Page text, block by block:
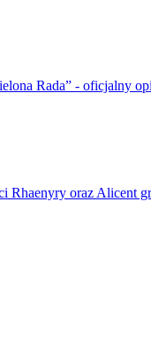
Rada” - oficjalny
Rhaenyry oraz Alicent